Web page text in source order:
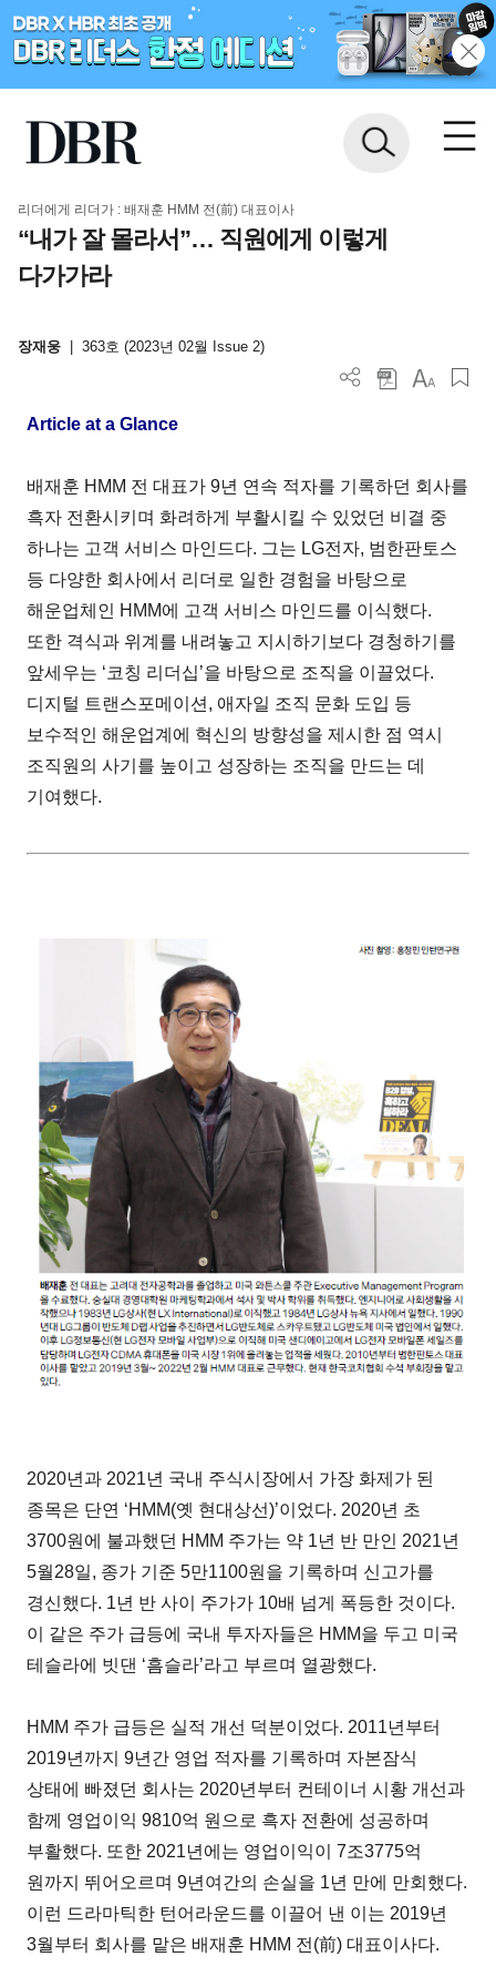
리더에게 리더가 : 배재훈 HMM 전(前) 대표이사
“내가 잘 몰라서”… 직원에게 이렇게
다가가라
장재웅 363호 (2023년 02월 Issue 2)
Article at a Glance
배재훈 HMM 전 대표가 9년 연속 적자를 기록하던 회사를
흑자 전환시키며 화려하게 부활시킬 수 있었던 비결 중
하나는 고객 서비스 마인드다. 그는 LG전자, 범한판토스
등 다양한 회사에서 리더로 일한 경험을 바탕으로
해운업체인 HMM에 고객 서비스 마인드를 이식했다.
또한 격식과 위계를 내려놓고 지시하기보다 경청하기를
앞세우는 ‘코칭 리더십’을 바탕으로 조직을 이끌었다.
디지털 트랜스포메이션, 애자일 조직 문화 도입 등
보수적인 해운업계에 혁신의 방향성을 제시한 점 역시
조직원의 사기를 높이고 성장하는 조직을 만드는 데
기여했다.
2020년과 2021년 국내 주식시장에서 가장 화제가 된
종목은 단연 ‘HMM(옛 현대상선)’이었다. 2020년 초
3700원에 불과했던 HMM 주가는 약 1년 반 만인 2021년
5월28일, 종가 기준 5만1100원을 기록하며 신고가를
경신했다. 1년 반 사이 주가가 10배 넘게 폭등한 것이다.
이 같은 주가 급등에 국내 투자자들은 HMM을 두고 미국
테슬라에 빗댄 ‘흠슬라’라고 부르며 열광했다.
HMM 주가 급등은 실적 개선 덕분이었다. 2011년부터
2019년까지 9년간 영업 적자를 기록하며 자본잠식
상태에 빠졌던 회사는 2020년부터 컨테이너 시황 개선과
함께 영업이익 9810억 원으로 흑자 전환에 성공하며
부활했다. 또한 2021년에는 영업이익이 7조3775억
원까지 뛰어오르며 9년여간의 손실을 1년 만에 만회했다.
이런 드라마틱한 턴어라운드를 이끌어 낸 이는 2019년
3월부터 회사를 맡은 배재훈 HMM 전(前) 대표이사다.